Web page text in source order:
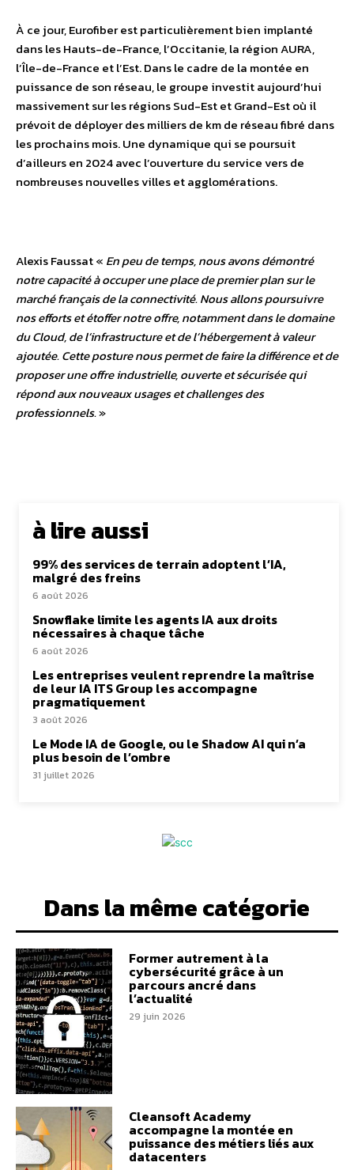
À ce jour, Eurofiber est particulièrement bien implanté
dans les Hauts-de-France, l’Occitanie, la région AURA,
l’Île-de-France et l’Est. Dans le cadre de la montée en
puissance de son réseau, le groupe investit aujourd’hui
massivement sur les régions Sud-Est et Grand-Est où il
prévoit de déployer des milliers de km de réseau fibré dans
les prochains mois. Une dynamique qui se poursuit
d’ailleurs en 2024 avec l’ouverture du service vers de
nombreuses nouvelles villes et agglomérations.
Alexis Faussat « En peu de temps, nous avons démontré
notre capacité à occuper une place de premier plan sur le
marché français de la connectivité. Nous allons poursuivre
nos efforts et étoffer notre offre, notamment dans le domaine
du Cloud, de l’infrastructure et de l’hébergement à valeur
ajoutée. Cette posture nous permet de faire la différence et de
proposer une offre industrielle, ouverte et sécurisée qui
répond aux nouveaux usages et challenges des
professionnels.»
à lire aussi
99% des services de terrain adoptent l’IA,
malgré des freins
6 août 2026
Snowflake limite les agents IA aux droits
nécessaires à chaque tâche
6 août 2026
Les entreprises veulent reprendre la maîtrise
de leur IA ITS Group les accompagne
pragmatiquement
3 août 2026
Le Mode IA de Google, ou le Shadow AI qui n’a
plus besoin de l’ombre
31 juillet 2026
Dans la même catégorie
Former autrement à la
cybersécurité grâce à un
parcours ancré dans
l’actualité
29 juin 2026
Cleansoft Academy
accompagne la montée en
puissance des métiers liés aux
datacenters